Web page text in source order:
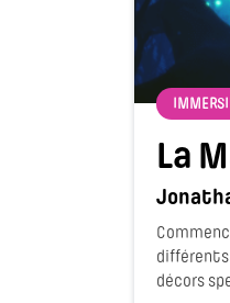
La
différents
décors